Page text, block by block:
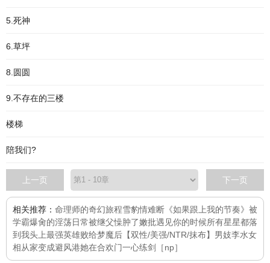
5.死神
6.草坪
8.圆圆
9.不存在的三楼
楼梯
陪我们?
上一页 下一页
相关推荐： 命理师的奇幻旅程雪豹情难断 《如果跟上我的节奏》 被
学霸爆肏的淫荡日常被继父懆肿了嫩批遇见你的时候所有星星都落
到我头上最强英雄败给梦魔后【双性/美强/NTR/抹布】 男妓李水女
相从家变成避风港她在合欢门一心练剑［np］